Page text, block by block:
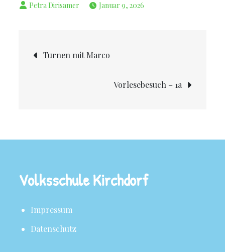
Januar 9, 2026
Turnen mit Marco
Vorlesebesuch – 1a
Volksschule Kirchdorf
Impressum
Datenschutz